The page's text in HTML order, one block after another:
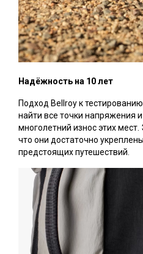
Надёжность на 10 лет
Подход Bellroy к
найти все точки напряжения
многолетний износ этих
что они достаточно
предстоящих путешествий.